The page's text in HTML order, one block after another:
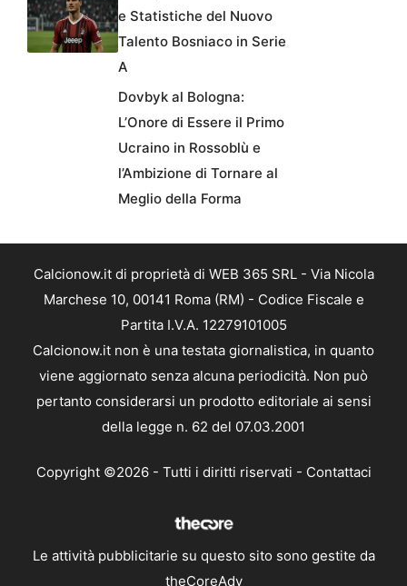
e Statistiche del Nuovo
Talento Bosniaco in Serie
A
Dovbyk al Bologna:
L’Onore di Essere il Primo
Ucraino in Rossoblù e
l’Ambizione di Tornare al
Meglio della Forma
Calcionow.it di proprietà di WEB 365 SRL - Via Nicola
Marchese 10, 00141 Roma (RM) - Codice Fiscale e
Partita I.V.A. 12279101005
Calcionow.it non è una testata giornalistica, in quanto
viene aggiornato senza alcuna periodicità. Non può
pertanto considerarsi un prodotto editoriale ai sensi
della legge n. 62 del 07.03.2001
Copyright ©2026 - Tutti i diritti riservati - Contattaci
Le attività pubblicitarie su questo sito sono gestite da
theCoreAdv